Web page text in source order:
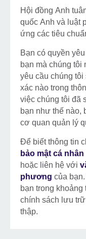
Hội đồng Anh
quốc Anh và luật
ứng các tiêu
Bạn có quyền
bạn mà chúng tôi
yêu cầu chúng
xác nào trong
việc chúng tôi đã
bạn như thế nào,
cơ quan quản lý
Để biết thông tin
bảo mật cá nhân
hoặc liên hệ với
phương của
bạn trong
chính sách lưu
thập.